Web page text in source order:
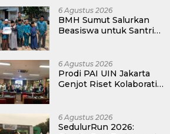
6 Agustus 2026
BMH Sumut Salurkan
Beasiswa untuk Santri
6 Agustus 2026
Prodi PAI UIN Jakarta
Genjot Riset Kolaboratif,
6 Agustus 2026
SedulurRun 2026: